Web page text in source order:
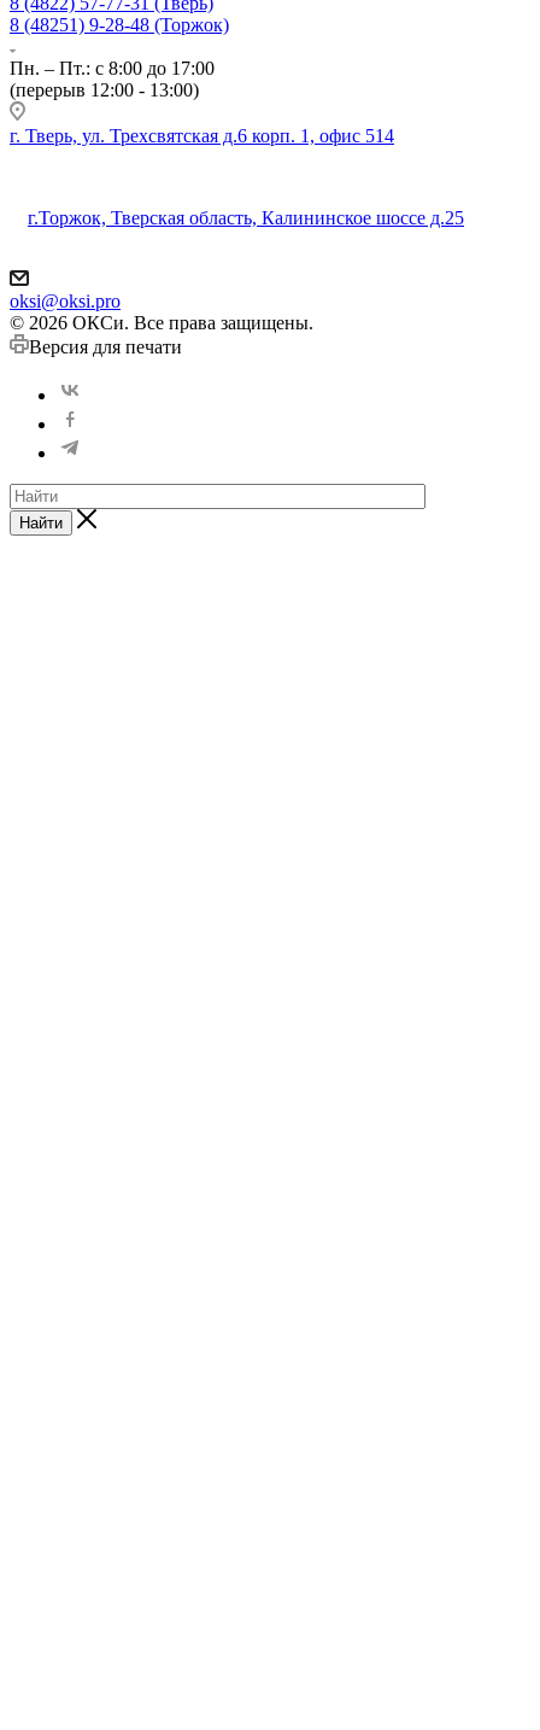
8 (48251) 9-28-48 (Торжок)
Пн. – Пт.: с 8:00 до 17:00
(перерыв 12:00 - 13:00)
г. Тверь, ул. Трехсвятская д.6 корп. 1, офис 514
г.Торжок, Тверская область, Калининское шоссе д.25
oksi@oksi.pro
© 2026 ОКСи. Все права защищены.
Версия для печати
Найти